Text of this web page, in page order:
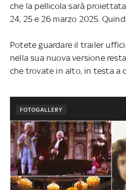
che la pellicola sarà
24, 25 e 26 marzo 2025.
Potete guardare il trailer
nella sua nuova versione
che trovate in alto, in testa a
FOTOGALLERY